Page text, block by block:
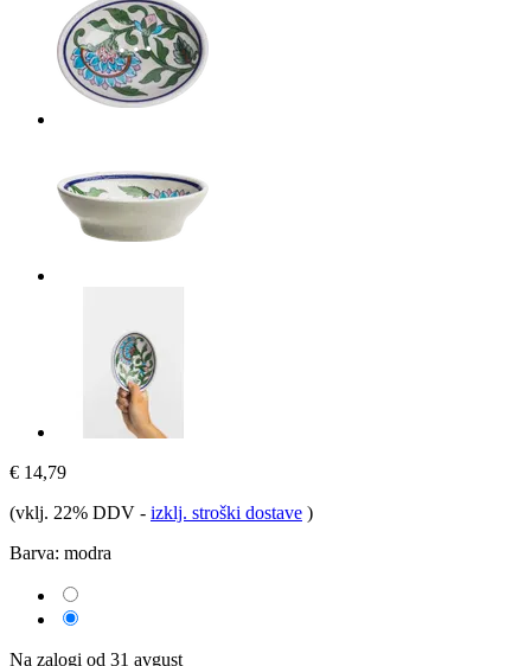
€ 14,79
(vklj. 22% DDV - izklj. stroški dostave )
Barva: modra
Na zalogi od 31 avgust